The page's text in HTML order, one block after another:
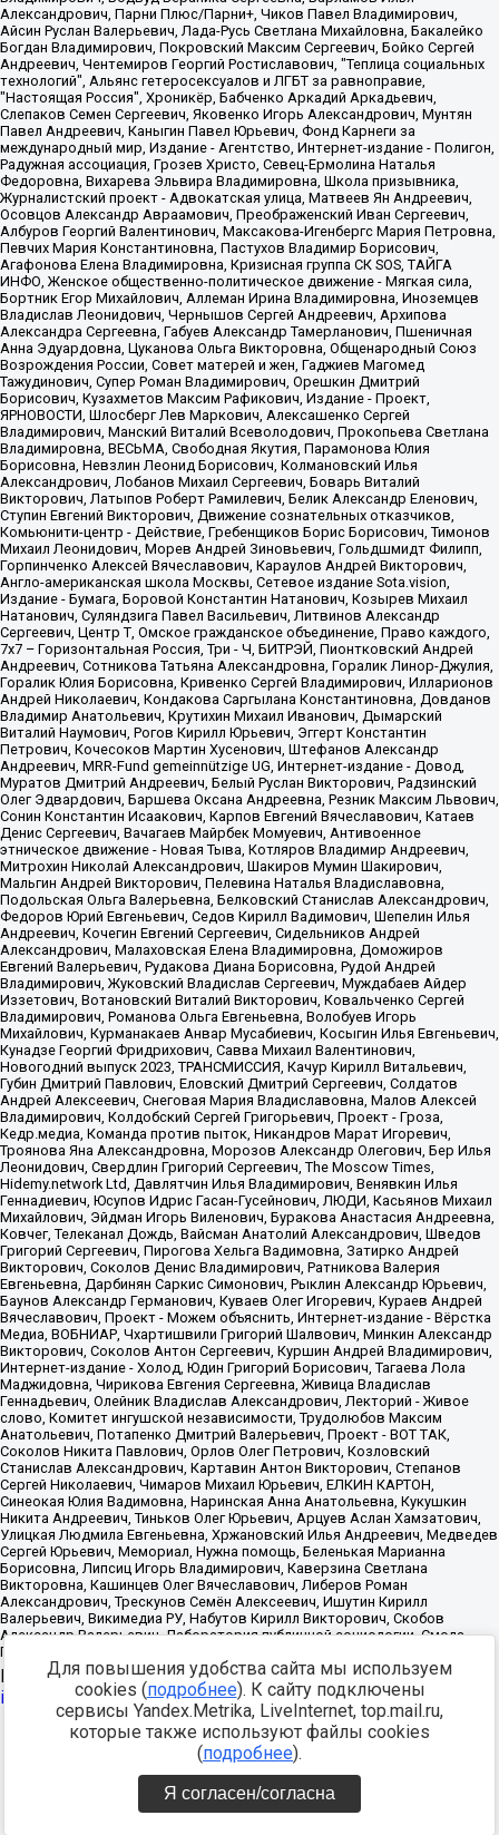
Источник:https://minjust.gov.ru/uploaded/files/reestr-
inostrannyih-agentov-22-03-2024.pdfданные на22.03.2024
Разработка -
Для повышения удобства сайта мы используем
cookies (подробнее). К сайту подключены
сервисы Yandex.Metrika, LiveInternet, top.mail.ru,
которые также используют файлы cookies
(подробнее).
Я согласен/согласна